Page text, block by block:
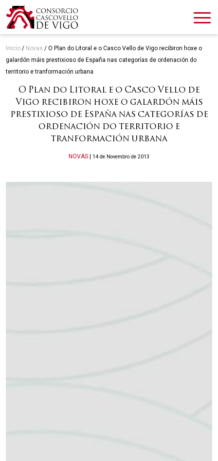
Inicio / Novas / O Plan do Litoral e o Casco Vello de Vigo recibiron hoxe o
galardón máis prestixioso de España nas categorías de ordenación do
territorio e tranformación urbana
O Plan do Litoral e o Casco Vello de
Vigo recibiron hoxe o galardón máis
prestixioso de España nas categorías de
ordenación do territorio e
tranformación urbana
Categories
NOVAS 14 de Novembro de 2013